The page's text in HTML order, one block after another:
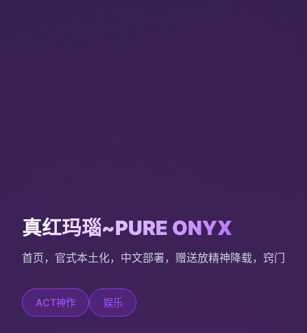
真红玛瑙~PURE ONYX
首页，官式本土化，中文部署，赠送放精神降载，窍门
ACT神作 娱乐